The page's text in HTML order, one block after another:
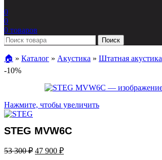
0
0
0 товаров
Поиск
🏠︎ » Каталог » Акустика » Штатная акустика
-10%
Нажмите, чтобы увеличить
STEG MVW6C
53 300₽ 47 900 ₽